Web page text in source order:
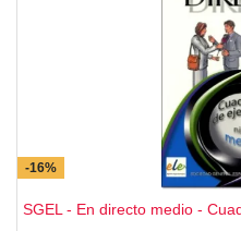
Colección Fácil Lectura -
Colección Juvenil.es -
Colección Lector.es -
Colección LYD - SGEL
-16%
SGEL - En directo medio -